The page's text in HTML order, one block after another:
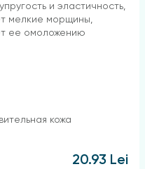
и эластичность,
мелкие морщины,
ее омоложению
кожа
20.93 Lei